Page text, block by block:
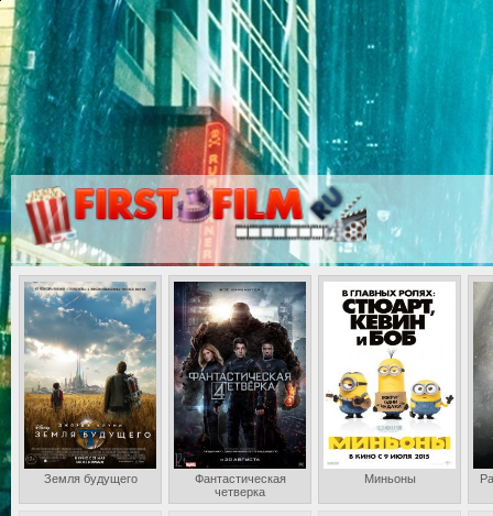
Земля будущего
Фантастическая
четверка
Миньоны